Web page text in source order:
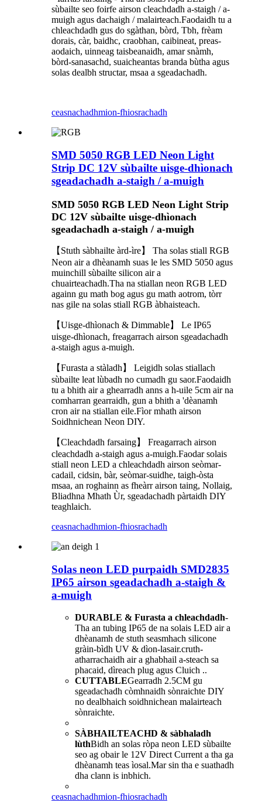
sùbailte seo foirfe airson cleachdadh a-staigh / a-
muigh agus dachaigh / malairteach.Faodaidh tu a
chleachdadh gus do sgàthan, bòrd, Tbh, frèam
dorais, càr, baidhc, craobhan, caibineat, preas-
aodaich, uinneag taisbeanaidh, amar snàmh,
bòrd-sanasachd, suaicheantas branda bùtha agus
solas dealbh structar, msaa a sgeadachadh.
ceasnachadhmion-fhiosrachadh
SMD 5050 RGB LED Neon Light
Strip DC 12V sùbailte uisge-dhìonach
sgeadachadh a-staigh / a-muigh
SMD 5050 RGB LED Neon Light Strip
DC 12V sùbailte uisge-dhìonach
sgeadachadh a-staigh / a-muigh
【Stuth sàbhailte àrd-ìre】 Tha solas stiall RGB
Neon air a dhèanamh suas le les SMD 5050 agus
muinchill sùbailte silicon air a
chuairteachadh.Tha na stiallan neon RGB LED
againn gu math bog agus gu math aotrom, tòrr
nas gile na solas stiall RGB àbhaisteach.
【Uisge-dhìonach & Dimmable】 Le IP65
uisge-dhìonach, freagarrach airson sgeadachadh
a-staigh agus a-muigh.
【Furasta a stàladh】 Leigidh solas stiallach
sùbailte leat lùbadh no cumadh gu saor.Faodaidh
tu a bhith air a ghearradh anns a h-uile 5cm air na
comharran gearraidh, gun a bhith a 'dèanamh
cron air na stiallan eile.Fìor mhath airson
Soidhnichean Neon DIY.
【Cleachdadh farsaing】 Freagarrach airson
cleachdadh a-staigh agus a-muigh.Faodar solais
stiall neon LED a chleachdadh airson seòmar-
cadail, cidsin, bàr, seòmar-suidhe, taigh-òsta
msaa, an roghainn as fheàrr airson taing, Nollaig,
Bliadhna Mhath Ùr, sgeadachadh pàrtaidh DIY
teaghlaich.
ceasnachadhmion-fhiosrachadh
Solas neon LED purpaidh SMD2835
IP65 airson sgeadachadh a-staigh &
a-muigh
DURABLE & Furasta a chleachdadh-
Tha an tubing IP65 de na solais LED air a
dhèanamh de stuth seasmhach silicone
gràin-bìdh UV & dìon-lasair.cruth-
atharrachaidh air a ghabhail a-steach sa
phacaid, dìreach plug agus Cluich ..
CUTTABLEGearradh 2.5CM gu
sgeadachadh còmhnaidh sònraichte DIY
no dealbhaich soidhnichean malairteach
sònraichte.
SÀBHAILTEACHD & sàbhaladh
lùthBidh an solas ròpa neon LED sùbailte
seo ag obair le 12V Direct Current a tha ga
dhèanamh teas ìosal.Mar sin tha e suathadh
dha clann is inbhich.
ceasnachadhmion-fhiosrachadh